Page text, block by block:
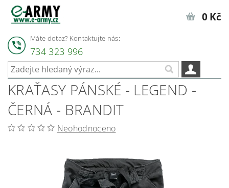
Máte dotaz? Kontaktujte nás:
734 323 996
0 Kč
KRAŤASY PÁNSKÉ - LEGEND -
ČERNÁ - BRANDIT
Neohodnoceno